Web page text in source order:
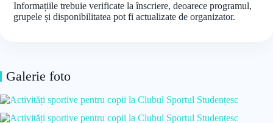
Informațiile trebuie verificate la înscriere, deoarece programul,
grupele și disponibilitatea pot fi actualizate de organizator.
Galerie foto